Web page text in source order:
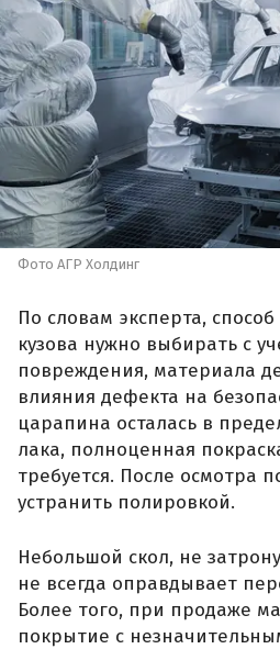
Фото АГР Холдинг
По словам эксперта,
кузова нужно выбирать с
повреждения, материала
влияния дефекта на
царапина осталась в
лака, полноценная
требуется. После осмотра
устранить полировкой.
Небольшой скол, не
не всегда оправдывает
Более того, при продаже
покрытие с